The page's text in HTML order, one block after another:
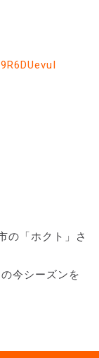
の「ホクト」さ
今シーズンを